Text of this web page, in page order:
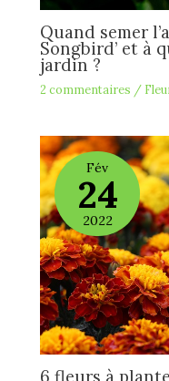
Quand semer
Songbird’ et à
jardin ?
2 commentaires /
Fév
24
2022